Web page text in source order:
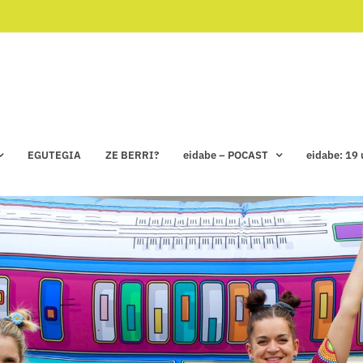
EGUTEGIA ZE BERRI? eidabe – POCAST eidabe: 19